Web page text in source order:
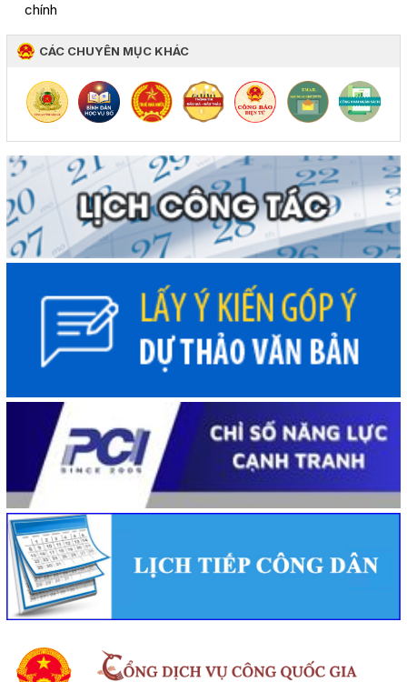
chính
CÁC CHUYÊN MỤC KHÁC